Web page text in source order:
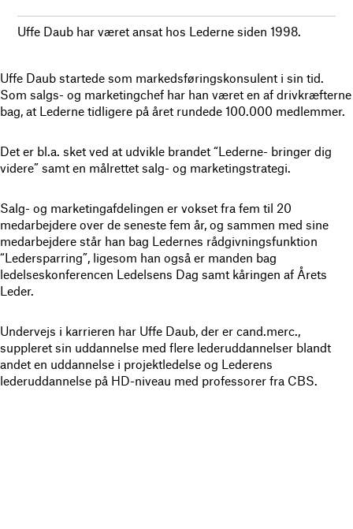
Uffe Daub har været ansat hos Lederne siden 1998.
Uffe Daub startede som markedsføringskonsulent i sin tid.
Som salgs- og marketingchef har han været en af drivkræfterne
bag, at Lederne tidligere på året rundede 100.000 medlemmer.
Det er bl.a. sket ved at udvikle brandet “Lederne- bringer dig
videre” samt en målrettet salg- og marketingstrategi.
Salg- og marketingafdelingen er vokset fra fem til 20
medarbejdere over de seneste fem år, og sammen med sine
medarbejdere står han bag Ledernes rådgivningsfunktion
“Ledersparring”, ligesom han også er manden bag
ledelseskonferencen Ledelsens Dag samt kåringen af Årets
Leder.
Undervejs i karrieren har Uffe Daub, der er cand.merc.,
suppleret sin uddannelse med flere lederuddannelser blandt
andet en uddannelse i projektledelse og Lederens
lederuddannelse på HD-niveau med professorer fra CBS.